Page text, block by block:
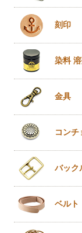
刻印
染料
金具
コンチ
バック
ベルト